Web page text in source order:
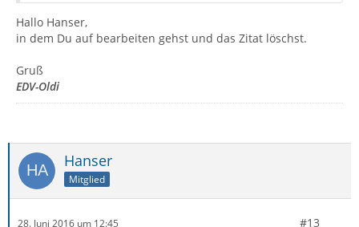
Hallo Hanser,
in dem Du auf bearbeiten gehst und das Zitat löschst.
Gruß
EDV-Oldi
Hanser
Mitglied
28. Juni 2016 um 12:45 #13